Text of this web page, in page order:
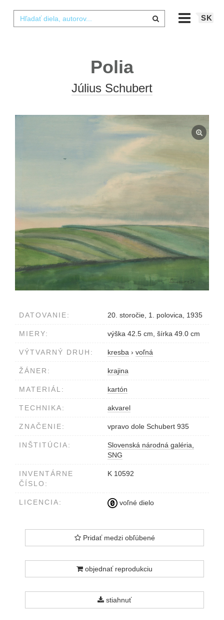
SK
Polia
Július Schubert
DATOVANIE: 20. storočie, 1. polovica, 1935
MIERY: výška 42.5 cm, šírka 49.0 cm
VÝTVARNÝ DRUH: kresba › voľná
ŽÁNER: krajina
MATERIÁL: kartón
TECHNIKA: akvarel
ZNAČENIE: vpravo dole Schubert 935
INŠTITÚCIA:
Slovenská národná galéria,
SNG
INVENTÁRNE
ČÍSLO:
K 10592
LICENCIA: voľné dielo
Pridať medzi obľúbené
objednať reprodukciu
stiahnuť